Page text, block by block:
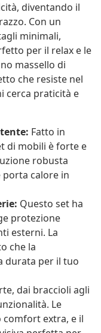
diventando il
Con un
minimali,
per il relax e le
massello di
che resiste nel
cerca praticità e
Fatto in
di mobili è forte e
robusta
calore in
Questo set ha
protezione
esterni. La
che la
durata per il tuo
dai braccioli agli
Le
extra, e il